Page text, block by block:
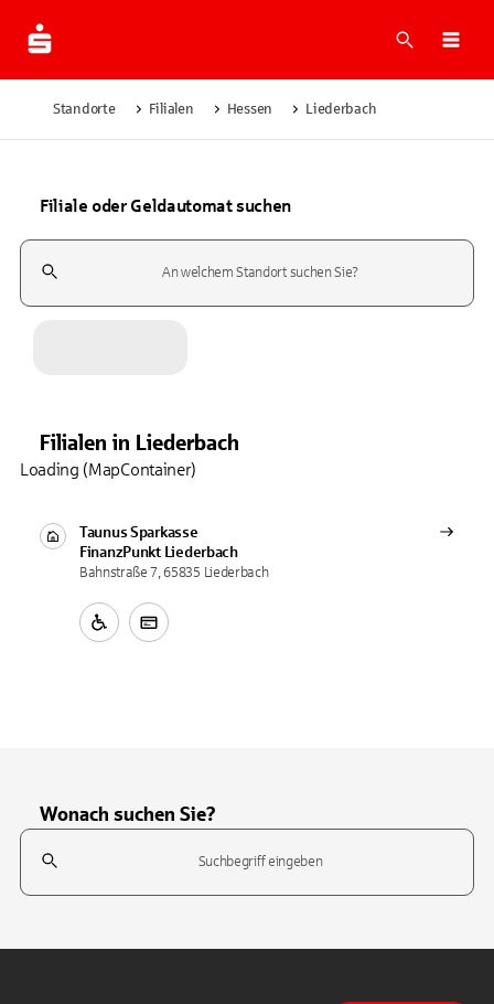
Suche
Standorte Filialen Hessen Liederbach
Filiale oder Geldautomat suchen
Suchfeld
Filialen in Liederbach
Taunus Sparkasse
FinanzPunkt
Liederbach
Bahnstraße 7, 65835 Liederbach
Loading (MapContainer)
Wonach suchen Sie?
Suchfeld